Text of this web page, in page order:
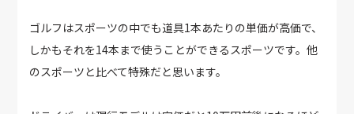
ゴルフはスポーツの中でも道具1本あたりの単価が高価で、
しかもそれを14本まで使うことができるスポーツです。他
のスポーツと比べて特殊だと思います。